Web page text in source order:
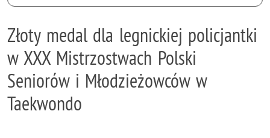
Złoty medal dla legnickiej policjantki
w XXX Mistrzostwach Polski
Seniorów i Młodzieżowców w
Taekwondo